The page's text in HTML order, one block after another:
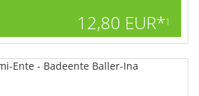
12,80 EUR*1